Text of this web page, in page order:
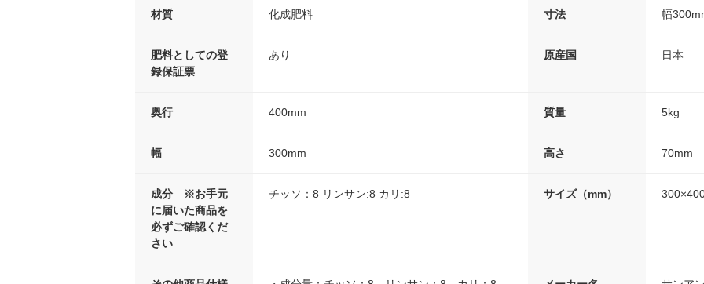
材質 化成肥料 寸法 幅
肥料としての登
録保証票
あり 原産国 日本
奥行 400mm 質量 5kg
幅 300mm 高さ 70mm
成分 ※お手元
に届いた商品を
必ずご確認くだ
さい
チッソ：8 リンサン:8 カリ:8 サイズ（mm）